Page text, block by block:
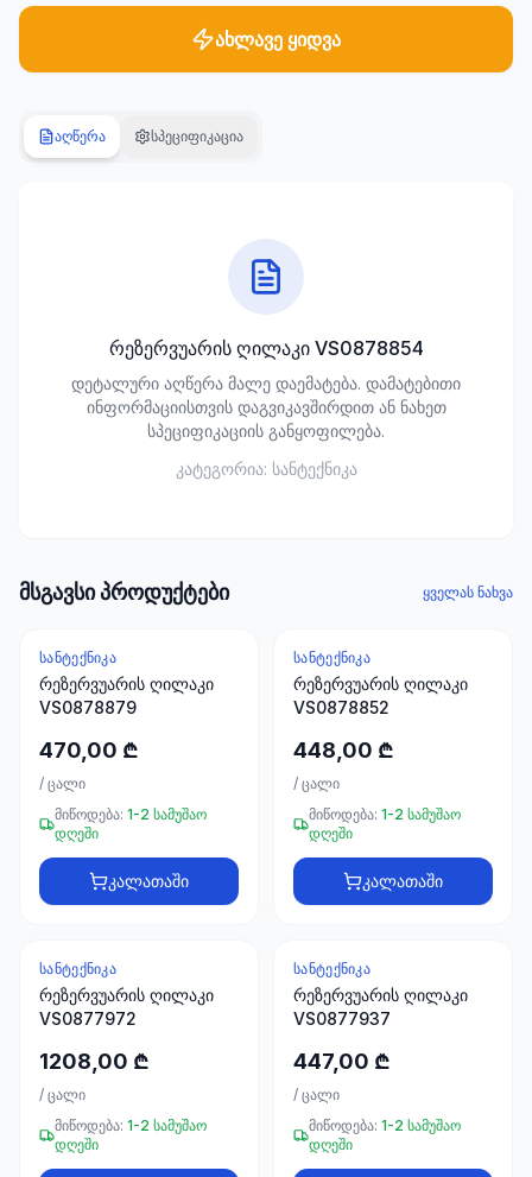
სანტექნიკა
ეზო
701
კლიმატური
ტექნიკა
ელექტრო
მასალები
პროდუქტი
სამაგრები
პროდუქტი
სახლი და
ინტერიერი
10
პროდუქტი
+995
599
23
33
ახლავე ყიდვა
აღწერა სპეციფიკაცია
რეზერვუარის ღილაკი VS0878854
დეტალური აღწერა მალე დაემატება. დამატებითი
ინფორმაციისთვის დაგვიკავშირდით ან ნახეთ
სპეციფიკაციის განყოფილება.
კატეგორია: სანტექნიკა
მსგავსი პროდუქტები ყველას ნახვა
ᲡᲐᲜᲢᲔᲥᲜᲘᲙᲐ
რეზერვუარის ღილაკი
VS0878879
470,00 ₾
/ ცალი
მიწოდება: 1-2 სამუშაო
დღეში
კალათაში
ᲡᲐᲜᲢᲔᲥᲜᲘᲙᲐ
რეზერვუარის ღილაკი
VS0878852
448,00 ₾
/ ცალი
მიწოდება: 1-2 სამუშაო
დღეში
კალათაში
ᲡᲐᲜᲢᲔᲥᲜᲘᲙᲐ
რეზერვუარის ღილაკი
VS0877972
1208,00 ₾
/ ცალი
მიწოდება: 1-2 სამუშაო
დღეში
ᲡᲐᲜᲢᲔᲥᲜᲘᲙᲐ
რეზერვუარის ღილაკი
VS0877937
447,00 ₾
/ ცალი
მიწოდება: 1-2 სამუშაო
დღეში